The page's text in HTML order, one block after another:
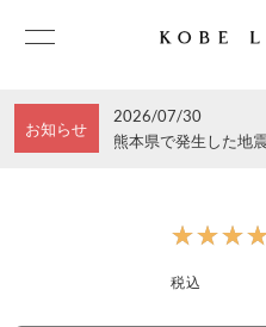
お知らせ
2026/07/30
熊本県で発生した地
税込